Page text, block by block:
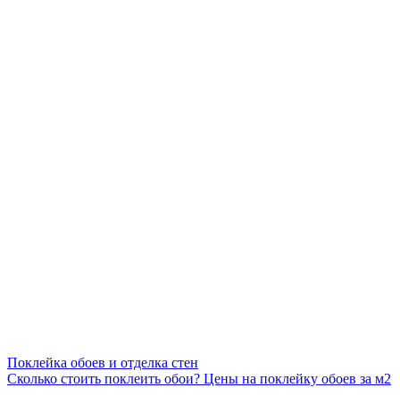
Поклейка обоев и отделка стен
Сколько стоить поклеить обои? Цены на поклейку обоев за м2